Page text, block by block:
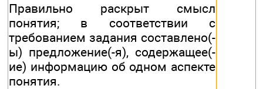
Правильно раскрыт смысл
понятия; в соответствии с
требованием задания составлено(-
ы) предложение(-я), содержащее(-
ие) информацию об одном аспекте
понятия.